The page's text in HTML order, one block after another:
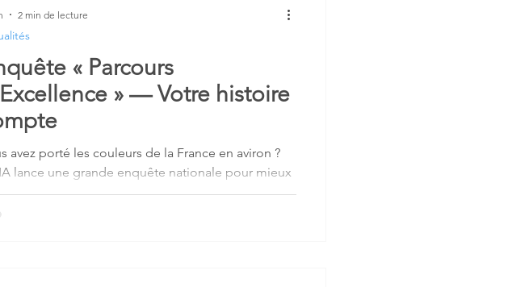
AIA
« Parcours
» — Votre histoire
avez porté les couleurs de la France en aviron ?
lance une grande enquête nationale pour mieux
le parcours des internationaux après leur
2 min de lecture